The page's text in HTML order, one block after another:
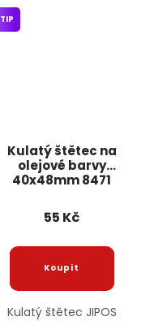
Kulatý štětec na
olejové barvy
40x48mm 8471
TIP
55 Kč
Kulatý štětec JIPOS